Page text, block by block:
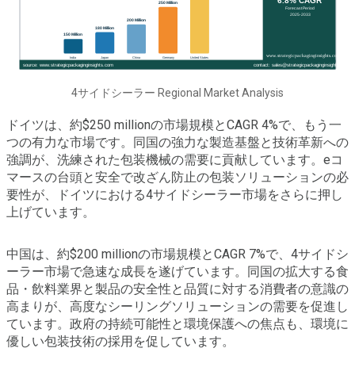
4サイドシーラー Regional Market Analysis
ドイツは、約$250 millionの市場規模とCAGR 4%で、もう一
つの有力な市場です。同国の強力な製造基盤と技術革新への
強調が、洗練された包装機械の需要に貢献しています。eコ
マースの台頭と安全で改ざん防止の包装ソリューションの必
要性が、ドイツにおける4サイドシーラー市場をさらに押し
上げています。
中国は、約$200 millionの市場規模とCAGR 7%で、4サイドシ
ーラー市場で急速な成長を遂げています。同国の拡大する食
品・飲料業界と製品の安全性と品質に対する消費者の意識の
高まりが、高度なシーリングソリューションの需要を促進し
ています。政府の持続可能性と環境保護への焦点も、環境に
優しい包装技術の採用を促しています。